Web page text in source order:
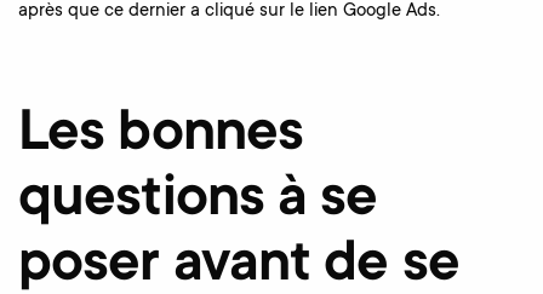
après que ce dernier a cliqué sur le lien Google Ads.
Les bonnes
questions à se
poser avant de se